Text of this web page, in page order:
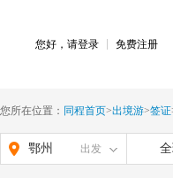
您好，请登录 免费注册
您所在位置： 同程首页>出境游>签证
鄂州 出发